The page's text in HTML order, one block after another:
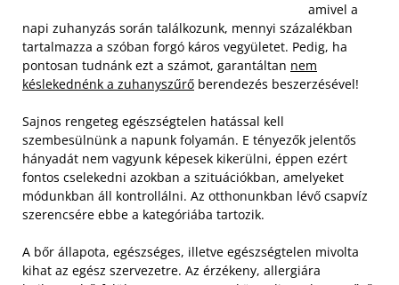
amivel a
napi zuhanyzás során találkozunk, mennyi százalékban
tartalmazza a szóban forgó káros vegyületet. Pedig, ha
pontosan tudnánk ezt a számot, garantáltan nem
késlekednénk a zuhanyszűrő berendezés beszerzésével!
Sajnos rengeteg egészségtelen hatással kell
szembesülnünk a napunk folyamán. E tényezők jelentős
hányadát nem vagyunk képesek kikerülni, éppen ezért
fontos cselekedni azokban a szituációkban, amelyeket
módunkban áll kontrollálni. Az otthonunkban lévő csapvíz
szerencsére ebbe a kategóriába tartozik.
A bőr állapota, egészséges, illetve egészségtelen mivolta
kihat az egész szervezetre. Az érzékeny, allergiára